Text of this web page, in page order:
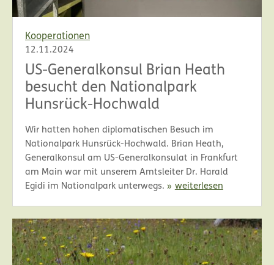
Kooperationen
12.11.2024
US-Generalkonsul Brian Heath
besucht den Nationalpark
Hunsrück-Hochwald
Wir hatten hohen diplomatischen Besuch im
Nationalpark Hunsrück-Hochwald. Brian Heath,
Generalkonsul am US-Generalkonsulat in Frankfurt
am Main war mit unserem Amtsleiter Dr. Harald
Egidi im Nationalpark unterwegs.
weiterlesen